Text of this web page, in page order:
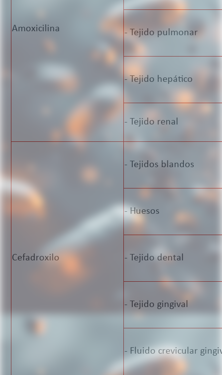
Amoxicilina - Tejido pulmonar
- Tejido hepático
- Tejido renal
Cefadroxilo
- Tejidos blandos
- Huesos
- Tejido dental
- Tejido gingival
- Fluido crevicular